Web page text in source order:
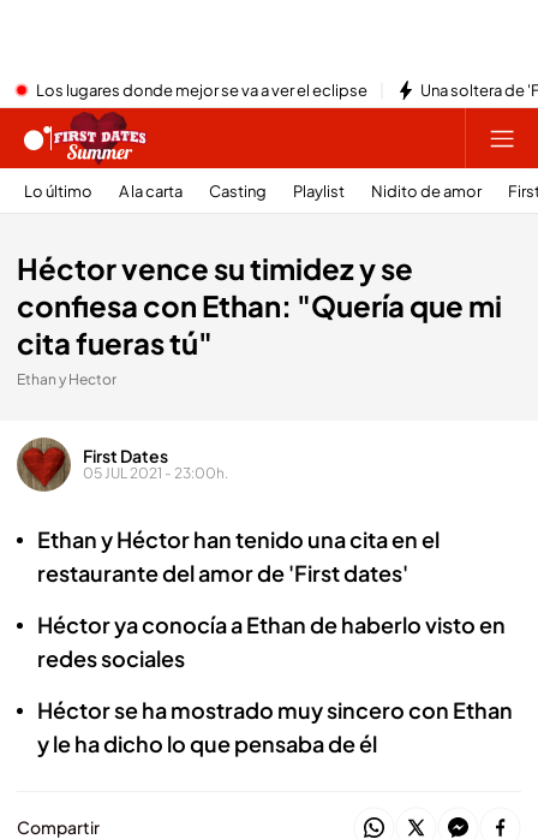
Los lugares donde mejor se va a ver el eclipse Una soltera de
Lo último A la carta Casting Playlist Nidito de amor
Héctor vence su timidez y se
confiesa con Ethan: "Quería que mi
cita fueras tú"
Ethan y Hector
First Dates
05 JUL 2021 - 23:00h.
Ethan y Héctor han tenido una cita en el
restaurante del amor de 'First dates'
Héctor ya conocía a Ethan de haberlo visto en
redes sociales
Héctor se ha mostrado muy sincero con Ethan
y le ha dicho lo que pensaba de él
Compartir